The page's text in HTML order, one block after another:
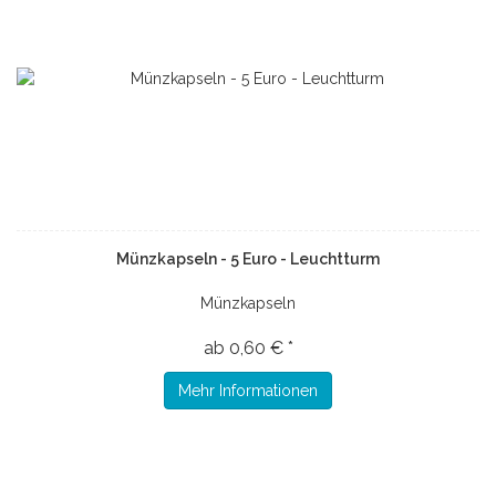
Münzkapseln - 5 Euro - Leuchtturm
Münzkapseln
ab 0,60 € *
Mehr Informationen